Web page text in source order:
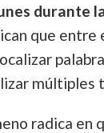
durante
que entre
múltiples
radica en